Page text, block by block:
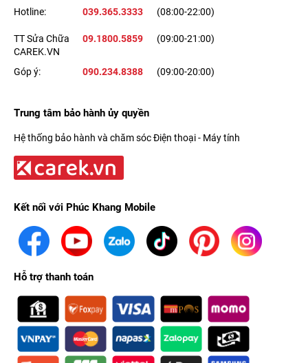
Hotline: 039.365.3333 (08:00-22:00)
TT Sửa Chữa
CAREK.VN
09.1800.5859 (09:00-21:00)
Góp ý: 090.234.8388 (09:00-20:00)
Trung tâm bảo hành ủy quyền
Hệ thống bảo hành và chăm sóc Điện thoại - Máy tính
Kết nối với Phúc Khang Mobile
Hỗ trợ thanh toán